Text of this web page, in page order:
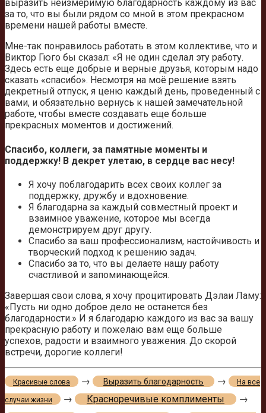
выразить неизмеримую благодарность каждому из вас
за то, что вы были рядом со мной в этом прекрасном
времени нашей работы вместе.
Мне-так понравилось работать в этом коллективе, что и
Виктор Гюго бы сказал: «Я не один сделал эту работу.
Здесь есть еще добрые и верные друзья, которым надо
сказать «спасибо». Несмотря на моё решение взять
декретный отпуск, я ценю каждый день, проведенный с
вами, и обязательно вернусь к нашей замечательной
работе, чтобы вместе создавать еще больше
прекрасных моментов и достижений.
Спасибо, коллеги, за памятные моменты и
поддержку! В декрет улетаю, в сердце вас несу!
Я хочу поблагодарить всех своих коллег за
поддержку, дружбу и вдохновение.
Я благодарна за каждый совместный проект и
взаимное уважение, которое мы всегда
демонстрируем друг другу.
Спасибо за ваш профессионализм, настойчивость и
творческий подход к решению задач.
Спасибо за то, что вы делаете нашу работу
счастливой и запоминающейся.
Завершая свои слова, я хочу процитировать Дэлаи Ламу:
«Пусть ни одно доброе дело не останется без
благодарности.» И я благодарю каждого из вас за вашу
прекрасную работу и пожелаю вам еще больше
успехов, радости и взаимного уважения. До скорой
встречи, дорогие коллеги!
Красивые слова → Выразить благодарность → На все
случаи жизни → Красноречивые комплименты →